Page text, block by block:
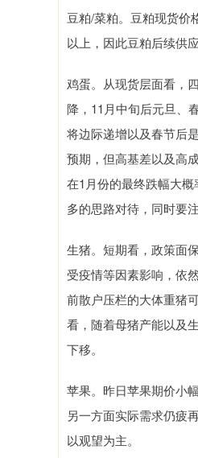
豆粕/菜粕。豆粕现货价
以上，因此豆粕后续供
鸡蛋。从现货层面看，
降，11月中旬后元旦、
将边际递增以及春节后
预期，但高基差以及高
在1月份的最终跌幅大
多的思路对待，同时要
生猪。短期看，政策面
受疫情等因素影响，依
前散户压栏的大体重猪
看，随着母猪产能以及
下移。
苹果。昨日苹果期价小
另一方面实际需求仍疲
以观望为主。